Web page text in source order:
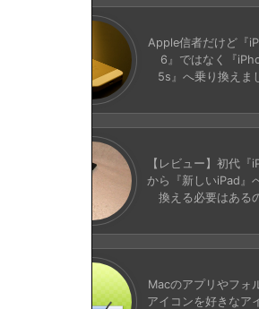
Apple信者だけど『
6』ではなく『
5s』へ乗り換えま
【レビュー】初代『
から『新しいiPad』
換える必要はある
Macのアプリやフォ
アイコンを好きなア